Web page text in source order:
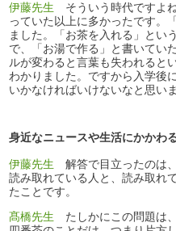
伊藤先生 そういう時代ですよ
っていた以上に多かったです。
ました。「お茶を入れる」とい
で、「お湯で作る」と書いてい
ルが変わると言葉も失われると
わかりました。ですから入学後
いかなければいけないなと思いま
身近なニュースや生活にかかわ
伊藤先生 解答で目立ったのは
読み取れている人と、読み取れ
たことです。
髙橋先生 たしかにこの問題は